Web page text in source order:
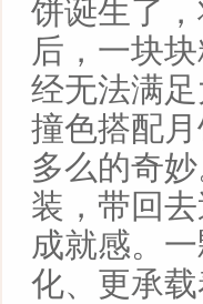
饼诞生了
后，一块
经无法满
撞色搭配
多么的奇
装，带回
成就感。
化、更承载